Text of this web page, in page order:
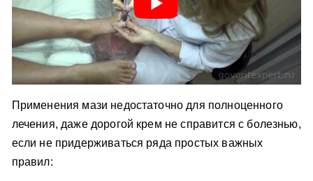
Применения мази недостаточно для полноценного
лечения, даже дорогой крем не справится с болезнью,
если не придерживаться ряда простых важных
правил: